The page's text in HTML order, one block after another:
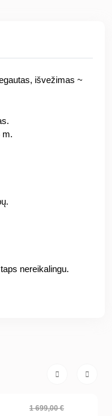
išvežimas ~
m.
nereikalingu.
1 699,00 €